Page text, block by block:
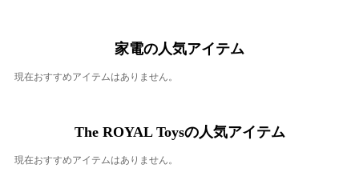
家電の人気アイテム
現在おすすめアイテムはありません。
The ROYAL Toysの人気アイテム
現在おすすめアイテムはありません。